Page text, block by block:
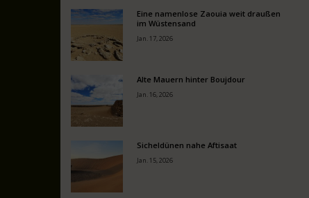
Eine namenlose Zaouia weit draußen
im Wüstensand
Jan. 17, 2026
Alte Mauern hinter Boujdour
Jan. 16, 2026
Sicheldünen nahe Aftisaat
Jan. 15, 2026